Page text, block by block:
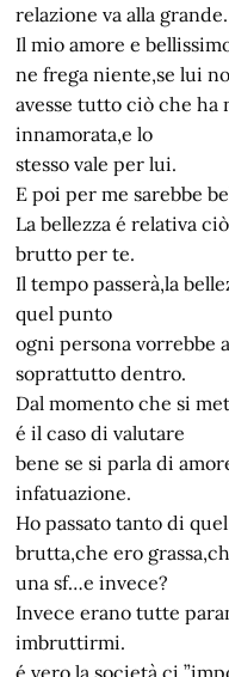
relazione va alla grande.
Il mio amore e
ne frega niente,se lui
avesse tutto ciò che ha
innamorata,e lo
stesso vale per lui.
E poi per me sarebbe
La bellezza é relativa
brutto per te.
Il tempo passerà,la
quel punto
ogni persona vorrebbe
soprattutto dentro.
Dal momento che si
é il caso di valutare
bene se si parla di
infatuazione.
Ho passato tanto di
brutta,che ero
una sf…e invece?
Invece erano tutte
imbruttirmi.
é vero la società ci